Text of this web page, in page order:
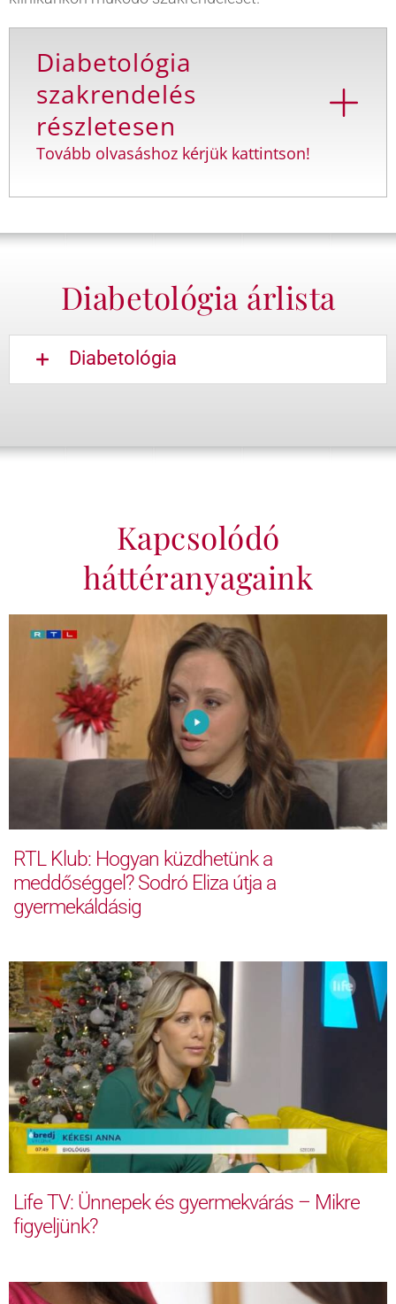
Diabetológia
szakrendelés
részletesen
Tovább olvasáshoz kérjük kattintson!
Diabetológia árlista
Diabetológia
Kapcsolódó
háttéranyagaink
RTL Klub: Hogyan küzdhetünk a
meddőséggel? Sodró Eliza útja a
gyermekáldásig
Life TV: Ünnepek és gyermekvárás – Mikre
figyeljünk?